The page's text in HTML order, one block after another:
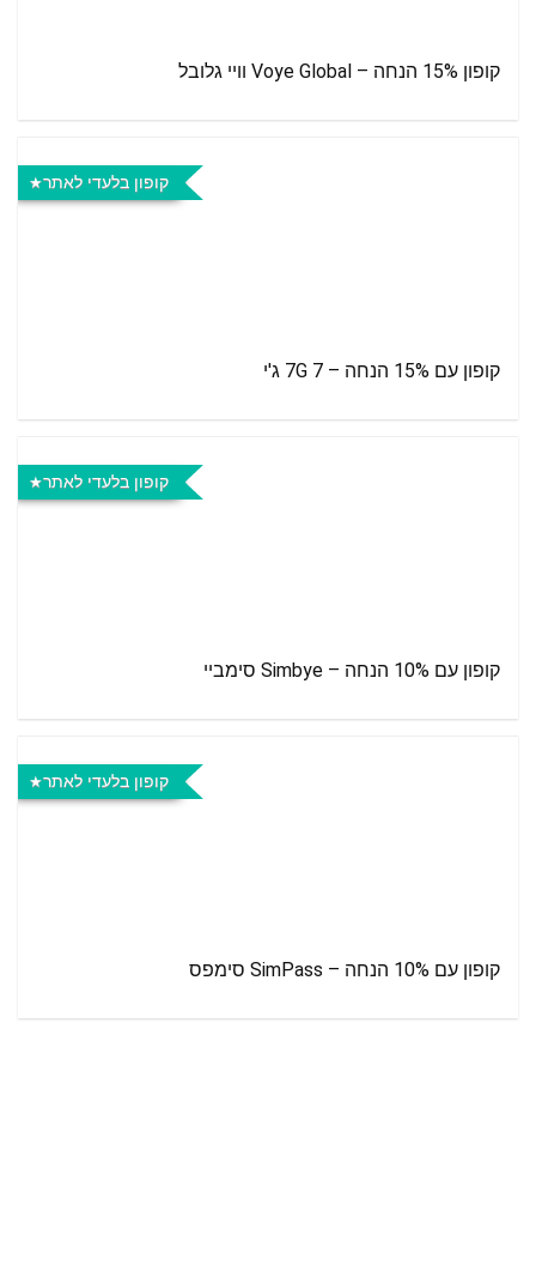
קופון 15% הנחה – Voye Global וויי גלובל
קופון בלעדי לאתר
קופון עם 15% הנחה – 7G 7 ג'י
קופון בלעדי לאתר
קופון עם 10% הנחה – Simbye סימביי
קופון בלעדי לאתר
קופון עם 10% הנחה – SimPass סימפס